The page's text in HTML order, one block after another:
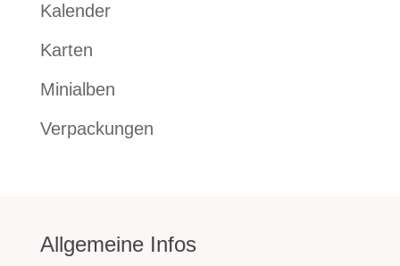
Kalender
Karten
Minialben
Verpackungen
Allgemeine Infos